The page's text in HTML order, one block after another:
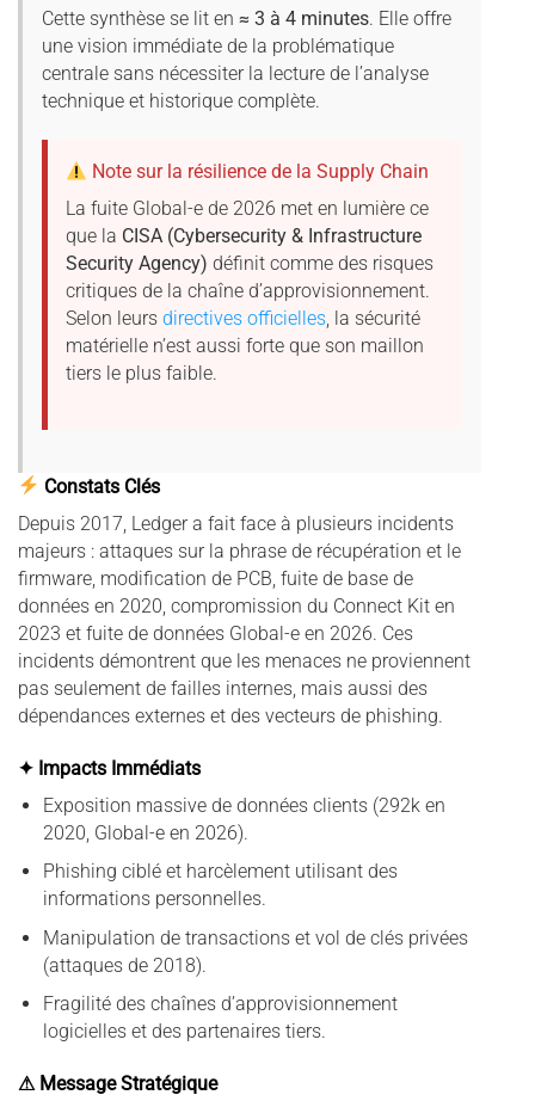
Cette synthèse se lit en ≈ 3 à 4 minutes. Elle offre
une vision immédiate de la problématique
centrale sans nécessiter la lecture de l’analyse
technique et historique complète.
Note sur la résilience de la Supply Chain
La fuite Global-e de 2026 met en lumière ce
que la CISA (Cybersecurity & Infrastructure
Security Agency) définit comme des risques
critiques de la chaîne d’approvisionnement.
Selon leurs directives officielles, la sécurité
matérielle n’est aussi forte que son maillon
tiers le plus faible.
Constats Clés
Depuis 2017, Ledger a fait face à plusieurs incidents
majeurs : attaques sur la phrase de récupération et le
firmware, modification de PCB, fuite de base de
données en 2020, compromission du Connect Kit en
2023 et fuite de données Global-e en 2026. Ces
incidents démontrent que les menaces ne proviennent
pas seulement de failles internes, mais aussi des
dépendances externes et des vecteurs de phishing.
✦ Impacts Immédiats
Exposition massive de données clients (292k en
2020, Global-e en 2026).
Phishing ciblé et harcèlement utilisant des
informations personnelles.
Manipulation de transactions et vol de clés privées
(attaques de 2018).
Fragilité des chaînes d’approvisionnement
logicielles et des partenaires tiers.
⚠ Message Stratégique